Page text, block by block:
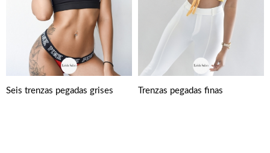
Seis trenzas pegadas grises Trenzas pegadas finas